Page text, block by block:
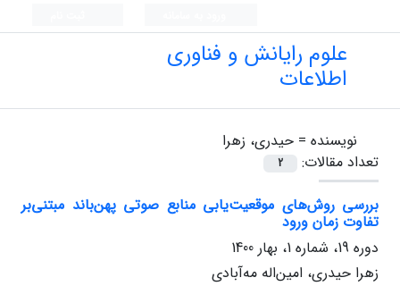
علوم رایانش و فناوری
اطلاعات
نویسنده = حیدری، زهرا
تعداد مقالات:
2
بررسی روش‌های موقعیت‌یابی منابع صوتی پهن‌باند مبتنی‌بر
تفاوت زمان ورود
دوره 19، شماره 1، بهار 1400
زهرا حیدری، امین‌اله مه‌آبادی